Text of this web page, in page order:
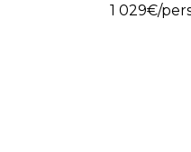
1 029€/